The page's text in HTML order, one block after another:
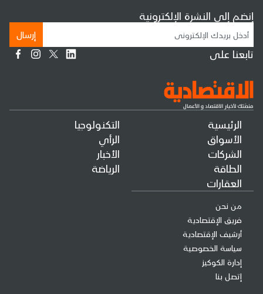
الرئيسية
الأسواق
الشركات
الطاقة
العقارات
التكنولوجيا
الرأي
الأخبار
الرياضة
من نحن
فريق الإقتصادية
أرشيف الإقتصادية
سياسة الخصوصية
إدارة الكوكيز
إتصل بنا
إنضم إلى النشرة الإلكترونية
إرسال
تابعنا على